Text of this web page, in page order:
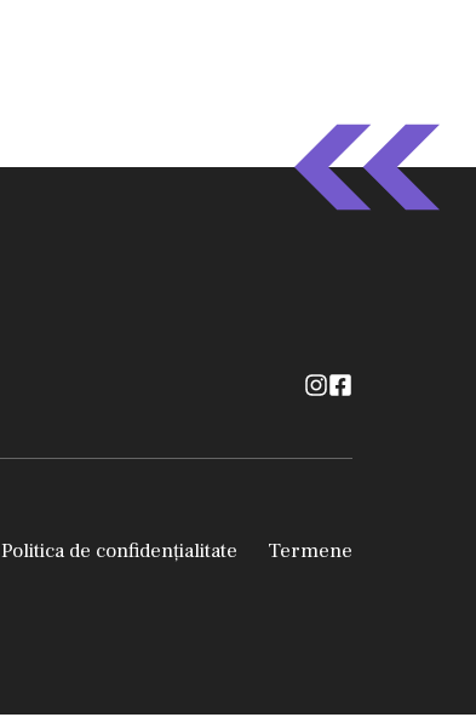
Politica de confidențialitate Termene